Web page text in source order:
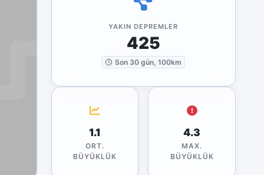
YAKIN DEPREMLER
425
Son 30 gün, 100km
1.1
ORT.
BÜYÜKLÜK
4.3
MAX.
BÜYÜKLÜK